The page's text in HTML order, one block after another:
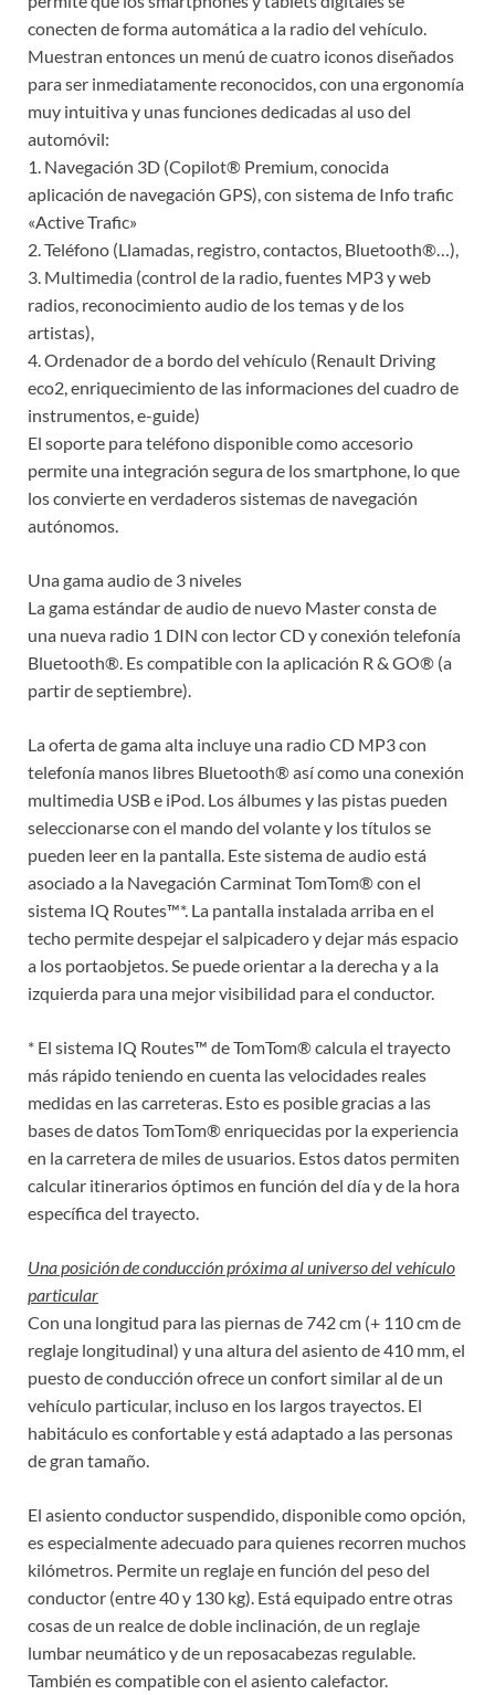
conecten de forma automática a la radio del vehículo.
Muestran entonces un menú de cuatro iconos diseñados
para ser inmediatamente reconocidos, con una ergonomía
muy intuitiva y unas funciones dedicadas al uso del
automóvil:
1. Navegación 3D (Copilot® Premium, conocida
aplicación de navegación GPS), con sistema de Info trafic
«Active Trafic»
2. Teléfono (Llamadas, registro, contactos, Bluetooth®…),
3. Multimedia (control de la radio, fuentes MP3 y web
radios, reconocimiento audio de los temas y de los
artistas),
4. Ordenador de a bordo del vehículo (Renault Driving
eco2, enriquecimiento de las informaciones del cuadro de
instrumentos, e-guide)
El soporte para teléfono disponible como accesorio
permite una integración segura de los smartphone, lo que
los convierte en verdaderos sistemas de navegación
autónomos.
Una gama audio de 3 niveles
La gama estándar de audio de nuevo Master consta de
una nueva radio 1 DIN con lector CD y conexión telefonía
Bluetooth®. Es compatible con la aplicación R & GO® (a
partir de septiembre).
La oferta de gama alta incluye una radio CD MP3 con
telefonía manos libres Bluetooth® así como una conexión
multimedia USB e iPod. Los álbumes y las pistas pueden
seleccionarse con el mando del volante y los títulos se
pueden leer en la pantalla. Este sistema de audio está
asociado a la Navegación Carminat TomTom® con el
sistema IQ Routes™*. La pantalla instalada arriba en el
techo permite despejar el salpicadero y dejar más espacio
a los portaobjetos. Se puede orientar a la derecha y a la
izquierda para una mejor visibilidad para el conductor.
* El sistema IQ Routes™ de TomTom® calcula el trayecto
más rápido teniendo en cuenta las velocidades reales
medidas en las carreteras. Esto es posible gracias a las
bases de datos TomTom® enriquecidas por la experiencia
en la carretera de miles de usuarios. Estos datos permiten
calcular itinerarios óptimos en función del día y de la hora
específica del trayecto.
Una posición de conducción próxima al universo del vehículo
particular
Con una longitud para las piernas de 742 cm (+ 110 cm de
reglaje longitudinal) y una altura del asiento de 410 mm, el
puesto de conducción ofrece un confort similar al de un
vehículo particular, incluso en los largos trayectos. El
habitáculo es confortable y está adaptado a las personas
de gran tamaño.
El asiento conductor suspendido, disponible como opción,
es especialmente adecuado para quienes recorren muchos
kilómetros. Permite un reglaje en función del peso del
conductor (entre 40 y 130 kg). Está equipado entre otras
cosas de un realce de doble inclinación, de un reglaje
lumbar neumático y de un reposacabezas regulable.
También es compatible con el asiento calefactor.